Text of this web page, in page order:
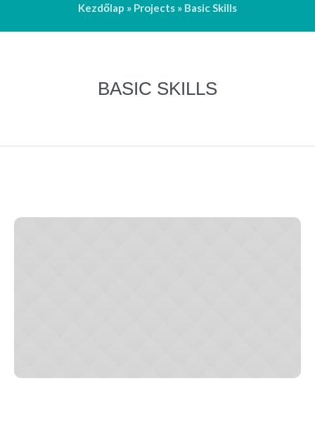
Kezdőlap » Projects » Basic Skills
BASIC SKILLS